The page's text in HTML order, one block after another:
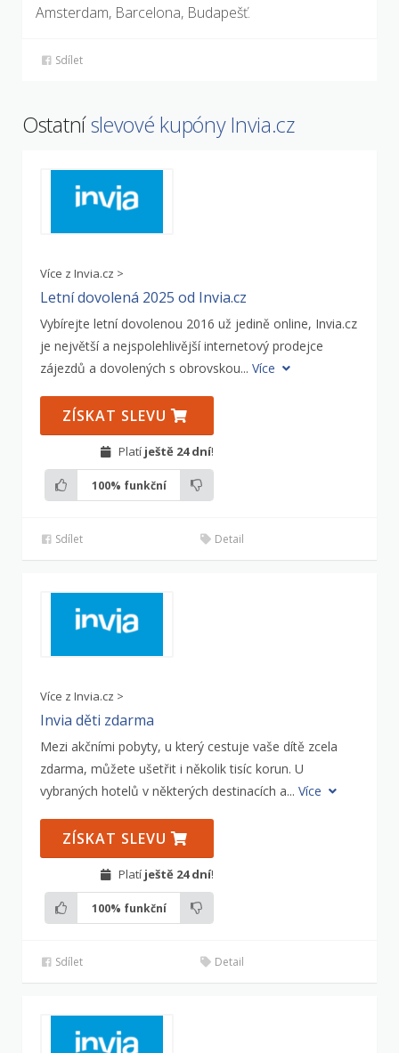
Amsterdam, Barcelona, Budapešť.
Sdílet
Ostatníslevové kupóny Invia.cz
Více z Invia.cz >
Letní dovolená 2025 od Invia.cz
Vybírejte letní dovolenou 2016 už jedině online, Invia.cz
je největší a nejspolehlivější internetový prodejce
zájezdů a dovolených s obrovskou... Více
ZÍSKAT SLEVU
Platí ještě 24 dní!
100% funkční
Sdílet Detail
Více z Invia.cz >
Invia děti zdarma
Mezi akčními pobyty, u který cestuje vaše dítě zcela
zdarma, můžete ušetřit i několik tisíc korun. U
vybraných hotelů v některých destinacích a... Více
ZÍSKAT SLEVU
Platí ještě 24 dní!
100% funkční
Sdílet Detail